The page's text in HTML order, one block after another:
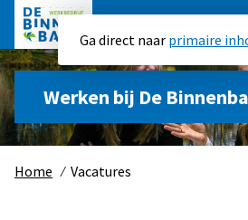
Ga direct naar primaire
Werkcentrum Zuid-Holland
Werken bij De
Home ⁄ Vacatures